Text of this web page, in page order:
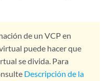
de un VCP en
puede hacer que
se divida. Para
Descripción de la